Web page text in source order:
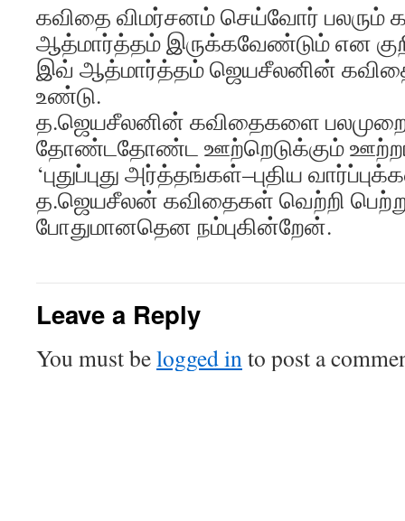
கவிதை விமர்சனம் செய்வோர் பலரும்
ஆத்மார்த்தம் இருக்கவேண்டும் என
இவ் ஆத்மார்த்தம் ஜெயசீலனின்
உண்டு.
த.ஜெயசீலனின் கவிதைகளை பலமுறை
தோண்டதோண்ட ஊற்றெடுக்கும்
‘புதுப்புது அர்த்தங்கள்–புதிய
த.ஜெயசீலன் கவிதைகள் வெற்றி
போதுமானதென நம்புகின்றேன்.
Leave a Reply
You must belogged into post a